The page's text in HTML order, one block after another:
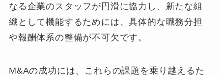
なる企業のスタッフが円滑に協力し、新たな組
織として機能するためには、具体的な職務分担
や報酬体系の整備が不可欠です。
M&Aの成功には、これらの課題を乗り越えるた